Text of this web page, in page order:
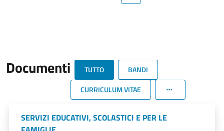
Documenti TUTTO
BANDI
CURRICULUM VITAE
SERVIZI EDUCATIVI, SCOLASTICI E PER LE